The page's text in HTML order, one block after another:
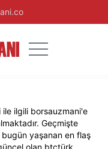
ile ilgili borsauzmani'e
Geçmişte
yaşanan en flaş
olan btctürk